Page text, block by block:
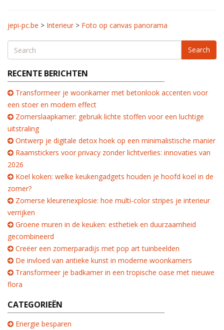
jepi-pc.be > Interieur > Foto op canvas panorama
Search
RECENTE BERICHTEN
Transformeer je woonkamer met betonlook accenten voor
een stoer en modern effect
Zomerslaapkamer: gebruik lichte stoffen voor een luchtige
uitstraling
Ontwerp je digitale detox hoek op een minimalistische manier
Raamstickers voor privacy zonder lichtverlies: innovaties van
2026
Koel koken: welke keukengadgets houden je hoofd koel in de
zomer?
Zomerse kleurenexplosie: hoe multi-color stripes je interieur
verrijken
Groene muren in de keuken: esthetiek en duurzaamheid
gecombineerd
Creëer een zomerparadijs met pop art tuinbeelden
De invloed van antieke kunst in moderne woonkamers
Transformeer je badkamer in een tropische oase met nieuwe
flora
CATEGORIEËN
Energie besparen